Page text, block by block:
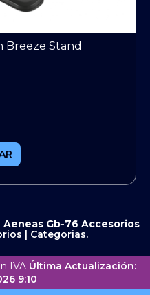
Breeze Stand
Gb-76 Accesorios
| Categorias.
IVA Última Actualización:
9:10